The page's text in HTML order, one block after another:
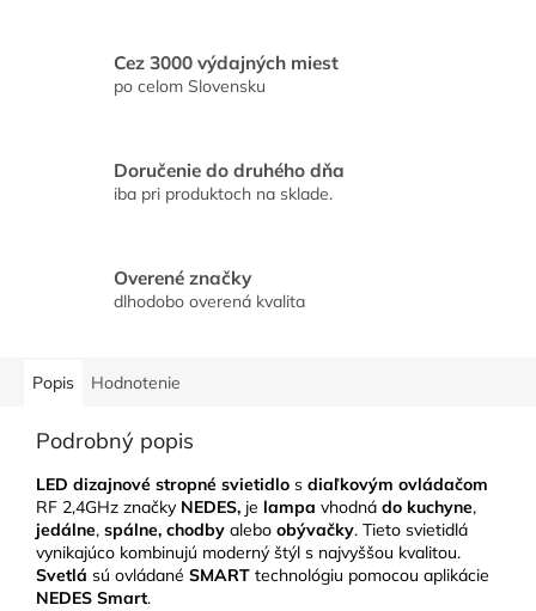
Cez 3000 výdajných miest
po celom Slovensku
Doručenie do druhého dňa
iba pri produktoch na sklade.
Overené značky
dlhodobo overená kvalita
Popis Hodnotenie
Podrobný popis
LED dizajnové stropné svietidlo s diaľkovým ovládačom
RF 2,4GHz značky NEDES, je lampa vhodná do kuchyne,
jedálne, spálne, chodby alebo obývačky. Tieto svietidlá
vynikajúco kombinujú moderný štýl s najvyššou kvalitou.
Svetlá sú ovládané SMART technológiu pomocou aplikácie
NEDES Smart.